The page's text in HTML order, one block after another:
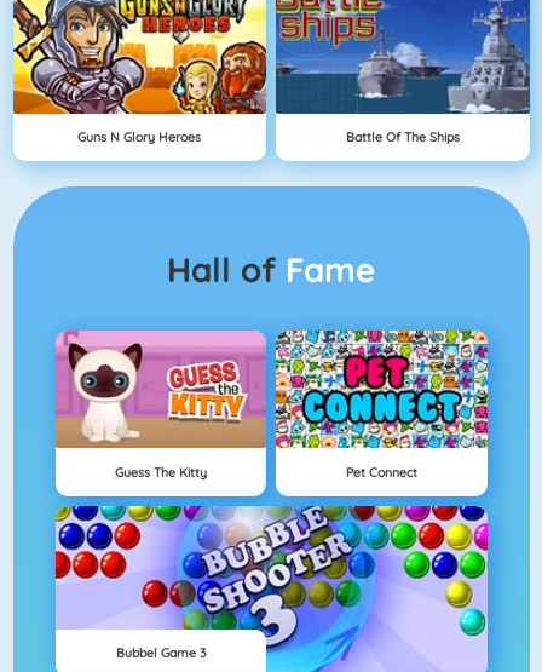
Guns N Glory Heroes Battle Of The Ships
Hall of Fame
Guess The Kitty Pet Connect
Bubbel Game 3